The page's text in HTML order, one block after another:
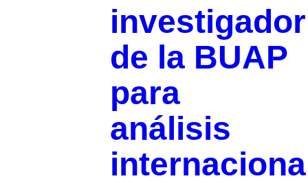
investigador
de la BUAP
para
análisis